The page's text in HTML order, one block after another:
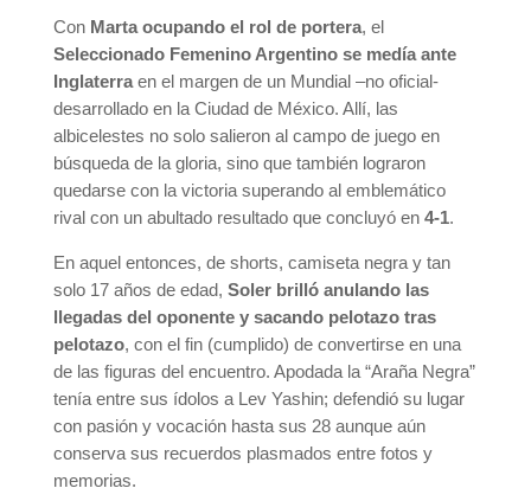
ConMarta ocupando el rol de portera, el
Seleccionado Femenino Argentino se medía ante
Inglaterraen el margen de un Mundial –no oficial-
desarrollado en la Ciudad de México. Allí, las
albicelestes no solo salieron al campo de juego en
búsqueda de la gloria, sino que también lograron
quedarse con la victoria superando al emblemático
rival con un abultado resultado que concluyó en4-1.
En aquel entonces, de shorts, camiseta negra y tan
solo 17 años de edad, Soler brilló anulando las
llegadas del oponente y sacando pelotazo tras
pelotazo, con el fin (cumplido) de convertirse en una
de las figuras del encuentro. Apodada la “Araña Negra”
tenía entre sus ídolos a Lev Yashin; defendió su lugar
con pasión y vocación hasta sus 28 aunque aún
conserva sus recuerdos plasmados entre fotos y
memorias.